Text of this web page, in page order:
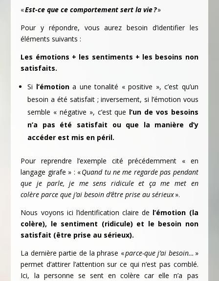
«Est-ce que ce comportement sert la vie ?»
Pour y répondre, vous aurez besoin d’identifier les
éléments suivants :
Les émotions + les sentiments + les besoins non
satisfaits.
Si l’émotiona une tonalité « positive », c’est qu’un
besoin a été satisfait ; inversement, si l’émotion vous
semble « négative », c’est que l’un de vos besoins
n’a pas été satisfait ou que la manière d’y
accéder est mis en péril.
Pour reprendre l’exemple cité précédemment « en
langage girafe » : «Quand tu ne me regarde pas pendant
que je parle, je me sens ridicule et ça me met en
colère parce que j’ai besoin d’être prise au sérieux».
Nous voyons ici l’identification claire de l’émotion (la
colère), le sentiment (ridicule) et le besoin non
satisfait (être prise au sérieux).
La dernière partie de la phrase «parce-que j’ai besoin… »
permet d’attirer l’attention sur ce qui n’est pas comblé.
Ici, la personne se sent en colère car elle n’a pas